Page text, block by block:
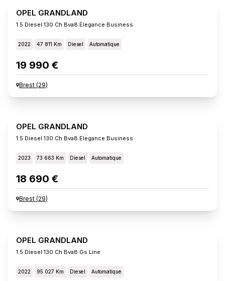
OPEL GRANDLAND
1.5 Diesel 130 Ch Bva8 Elegance Business
2022 47 811 Km Diesel Automatique
19 990 €
Brest (29)
OPEL GRANDLAND
1.5 Diesel 130 Ch Bva8 Elegance Business
2023 73 663 Km Diesel Automatique
18 690 €
Brest (29)
OPEL GRANDLAND
1.5 Diesel 130 Ch Bva8 Gs Line
2022 95 027 Km Diesel Automatique